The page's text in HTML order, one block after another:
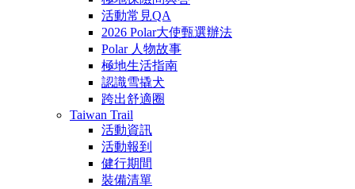
活動常見QA
2026 Polar大使甄選辦法
Polar 人物故事
極地生活指南
認識雪撬犬
跨出舒適圈
Taiwan Trail
活動資訊
活動報到
健行期間
裝備清單